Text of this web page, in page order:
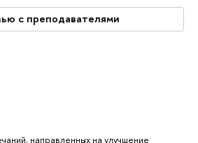
с преподавателями
направленных на улучшение